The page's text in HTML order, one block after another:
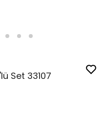
Set 33107